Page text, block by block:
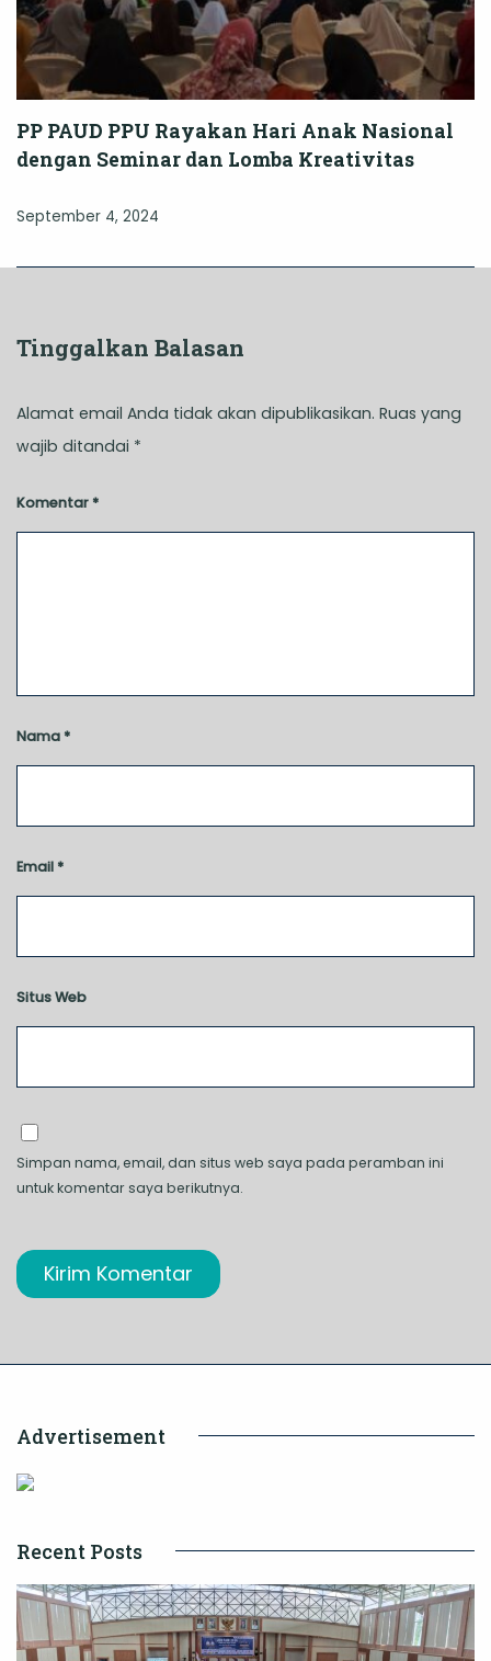
PP PAUD PPU Rayakan Hari Anak Nasional
dengan Seminar dan Lomba Kreativitas
September 4, 2024
Tinggalkan Balasan
Alamat email Anda tidak akan dipublikasikan. Ruas yang
wajib ditandai *
Komentar *
Nama *
Email *
Situs Web
Simpan nama, email, dan situs web saya pada peramban ini
untuk komentar saya berikutnya.
Advertisement
Recent Posts